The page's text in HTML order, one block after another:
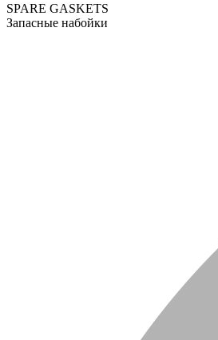
SPARE GASKETS
Запасные набойки